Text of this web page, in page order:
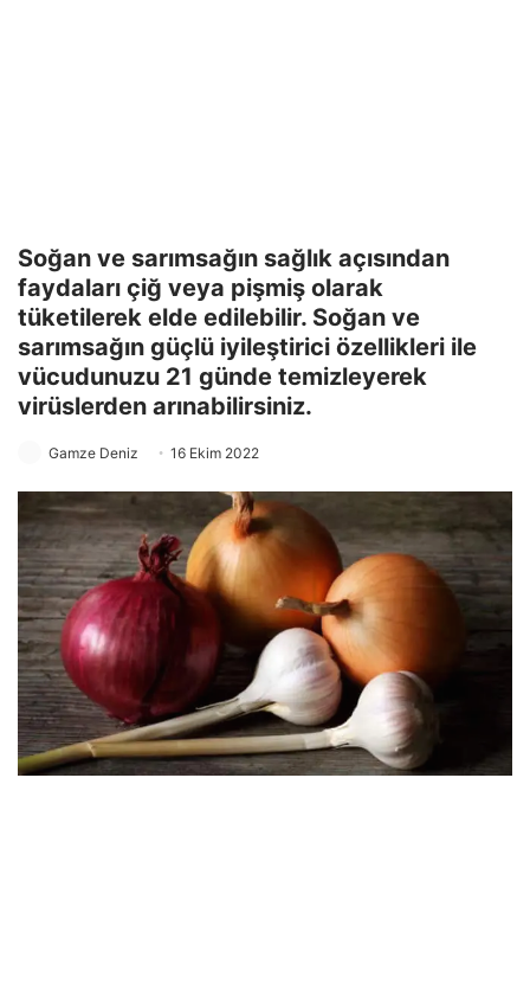
Soğan ve sarımsağın sağlık açısından
faydaları çiğ veya pişmiş olarak
tüketilerek elde edilebilir. Soğan ve
sarımsağın güçlü iyileştirici özellikleri ile
vücudunuzu 21 günde temizleyerek
virüslerden arınabilirsiniz.
Gamze Deniz 16 Ekim 2022